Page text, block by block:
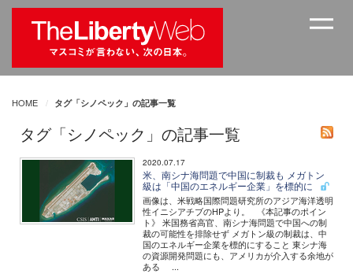
HOME タグ「シノペック」の記事一覧
タグ「シノペック」の記事一覧
2020.07.17
米、南シナ海問題で中国に制裁も メガトン
級は「中国のエネルギー企業」を標的に
画像は、米戦略国際問題研究所のアジア海洋透明
性イニシアチブのHPより。 《本記事のポイン
ト》 米国務省高官、南シナ海問題で中国への制
裁の可能性を排除せず メガトン級の制裁は、中
国のエネルギー企業を標的にすること 東シナ海
の資源開発問題にも、アメリカが介入する余地が
ある ...